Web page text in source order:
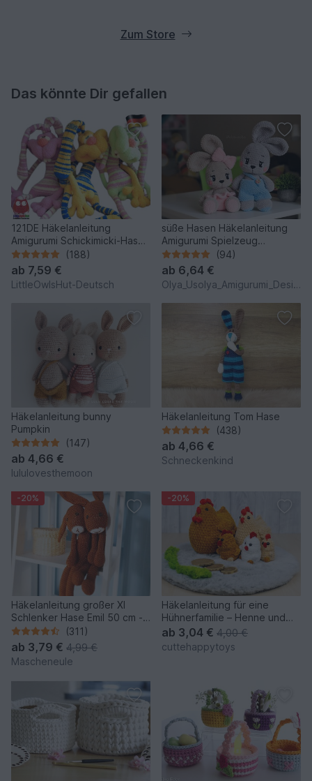
Zum Store
Das könnte Dir gefallen
121DE Häkelanleitung
Amigurumi Schickimicki-Hase
- PDF Pertseva CP
(188)
ab 7,59 €
LittleOwlsHut-Deutsch
süße Hasen Häkelanleitung
Amigurumi Spielzeug
(Kaninchen) (94)
ab 6,64 €
Olya_Usolya_Amigurumi_Designer
Häkelanleitung bunny
Pumpkin
(147)
ab 4,66 €
lululovesthemoon
Häkelanleitung Tom Hase
(438)
ab 4,66 €
Schneckenkind
-20%
Häkelanleitung großer Xl
Schlenker Hase Emil 50 cm -
Schlenkertier(311)
ab 3,79 € 4,99 €
Mascheneule
-20%
Häkelanleitung für eine
Hühnerfamilie – Henne und
Küken aus Chenillegarn
ab 3,04 € 4,00 €
cuttehappytoys